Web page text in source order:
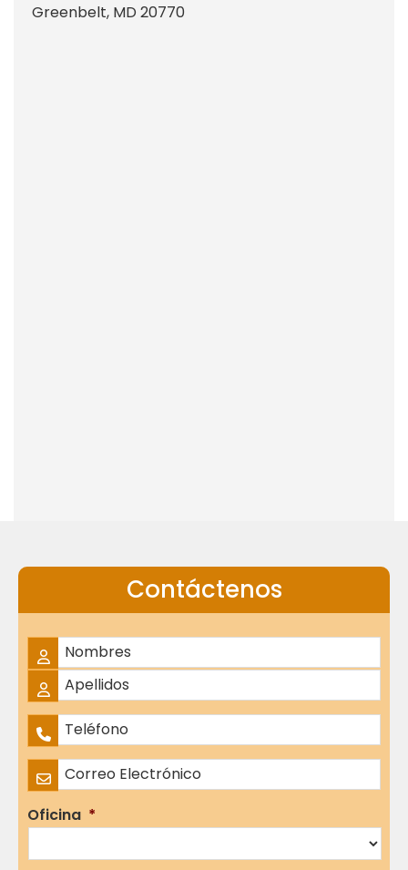
Greenbelt, MD 20770
Contáctenos
Nombre Completo *
Nombres
Apellidos
Teléfono *
Correo Electrónico *
Oficina *